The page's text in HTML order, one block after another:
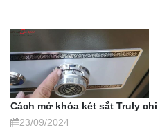
Cách mở khóa két sắt Truly
23/09/2024